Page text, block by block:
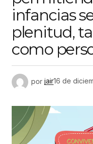
infancias
plenitud,
como
por jair16 de